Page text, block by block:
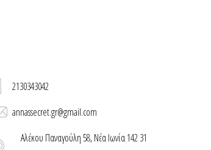
2130343042
annassecret.gr@gmail.com
Αλέκου Παναγούλη 58, Νέα Ιωνία 142 31